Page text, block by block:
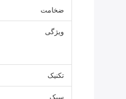
ضخامت
ویژگی
تکنیک
سبک